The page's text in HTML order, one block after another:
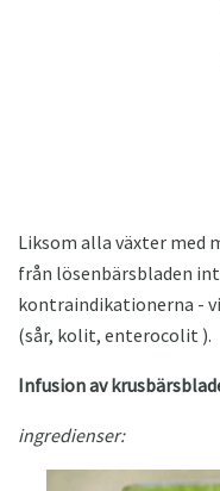
Liksom alla växter med
från lösenbärsbladen
kontraindikationerna -
(sår, kolit, enterocolit ).
Infusion av
ingredienser: